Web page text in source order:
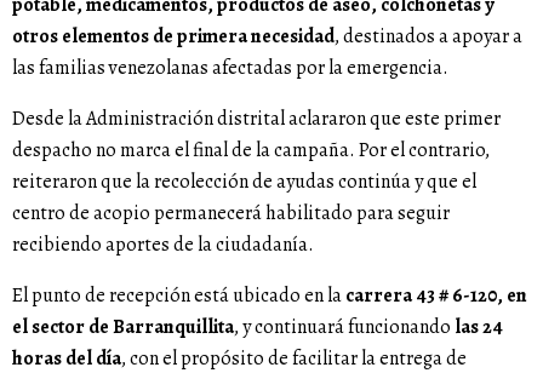
otros elementos de primera necesidad, destinados a apoyar a
las familias venezolanas afectadas por la emergencia.
Desde la Administración distrital aclararon que este primer
despacho no marca el final de la campaña. Por el contrario,
reiteraron que la recolección de ayudas continúa y que el
centro de acopio permanecerá habilitado para seguir
recibiendo aportes de la ciudadanía.
El punto de recepción está ubicado en lacarrera 43 # 6-120, en
el sector de Barranquillita, y continuará funcionando las 24
horas del día, con el propósito de facilitar la entrega de